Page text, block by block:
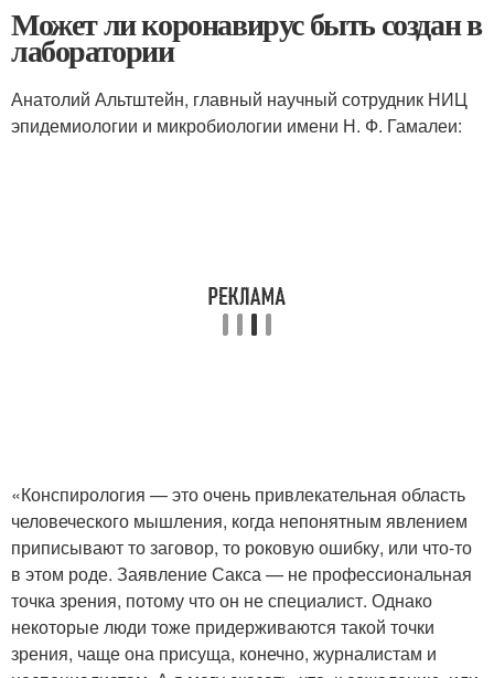
Может ли коронавирус быть создан в
лаборатории
Анатолий Альтштейн, главный научный сотрудник НИЦ
эпидемиологии и микробиологии имени Н. Ф. Гамалеи:
«Конспирология — это очень привлекательная область
человеческого мышления, когда непонятным явлением
приписывают то заговор, то роковую ошибку, или что-то
в этом роде. Заявление Сакса — не профессиональная
точка зрения, потому что он не специалист. Однако
некоторые люди тоже придерживаются такой точки
зрения, чаще она присуща, конечно, журналистам и